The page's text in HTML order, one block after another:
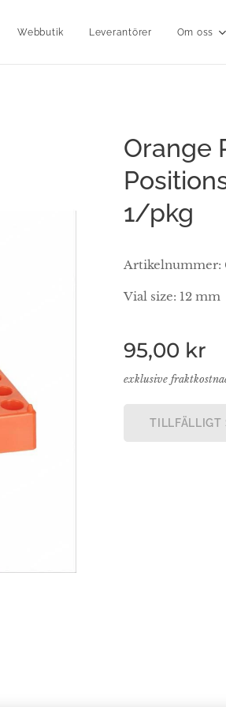
Webbutik Leverantörer Om oss
Orange
1/pkg
Artikelnummer:
Vial size: 12 mm
95,00 kr
exklusive
TILLFÄLLIGT